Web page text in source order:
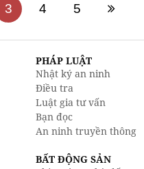
3 4 5
PHÁP LUẬT
Nhật ký an ninh
Điều tra
Luật gia tư vấn
Bạn đọc
An ninh truyền thông
BẤT ĐỘNG SẢN